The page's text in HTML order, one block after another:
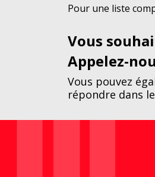
Pour une liste
Vous
Appelez-
Vous pouvez
répondre dans